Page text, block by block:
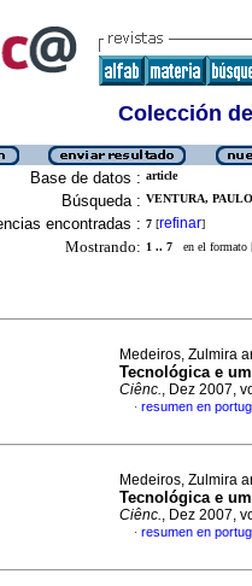
Colección
Base de datos : article
Búsqueda : VENTURA,
encontradas : 7 [refinar]
Mostrando: 1 .. 7 en el formato
Medeiros, Zulmira
Tecnológica e
Ciênc., Dez 2007,
· resumen en
Medeiros, Zulmira
Tecnológica e
Ciênc., Dez 2007,
· resumen en